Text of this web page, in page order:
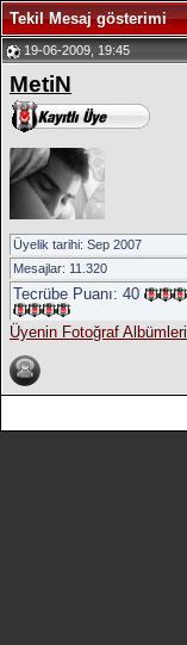
Tekil Mesaj gösterimi
19-06-2009, 19:45
MetiN
Üyelik tarihi: Sep 2007
Mesajlar: 11.320
Tecrübe Puanı: 40
Üyenin Fotoğraf Albümleri